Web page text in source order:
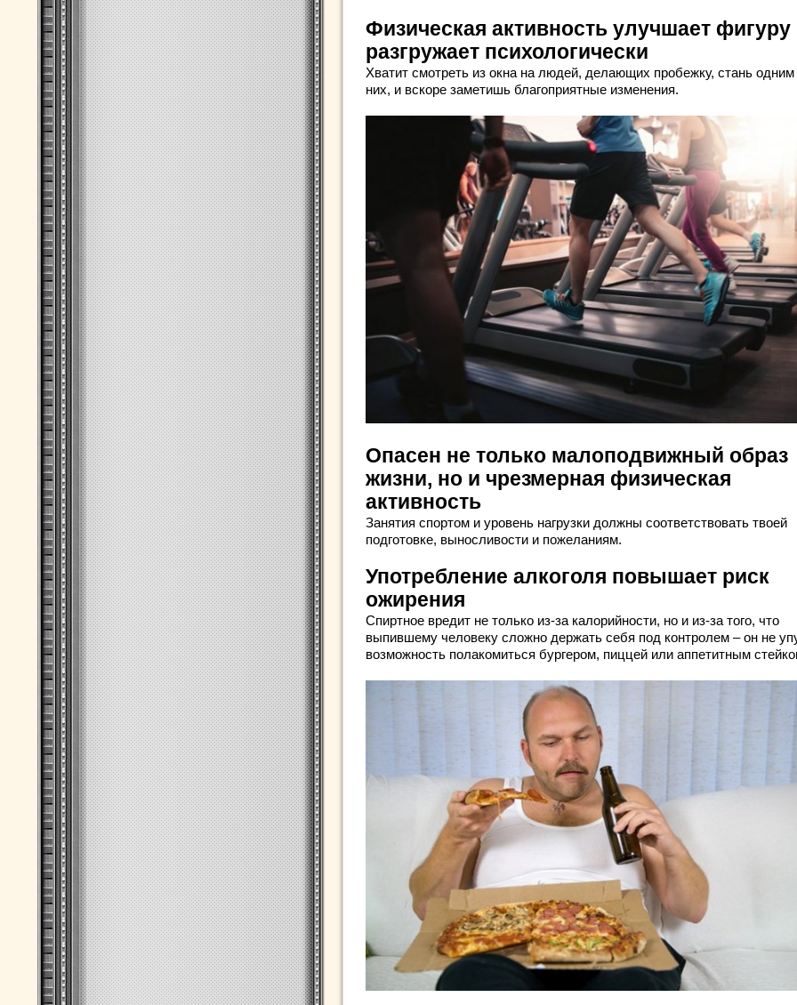
Физическая активность улучшает фигуру
разгружает психологически
Хватит смотреть из окна на людей, делающих пробежку, стань одним
них, и вскоре заметишь благоприятные изменения.
Опасен не только малоподвижный образ
жизни, но и чрезмерная физическая
активность
Занятия спортом и уровень нагрузки должны соответствовать твоей
подготовке, выносливости и пожеланиям.
Употребление алкоголя повышает риск
ожирения
Спиртное вредит не только из-за калорийности, но и из-за того, что
выпившему человеку сложно держать себя под контролем – он не
возможность полакомиться бургером, пиццей или аппетитным